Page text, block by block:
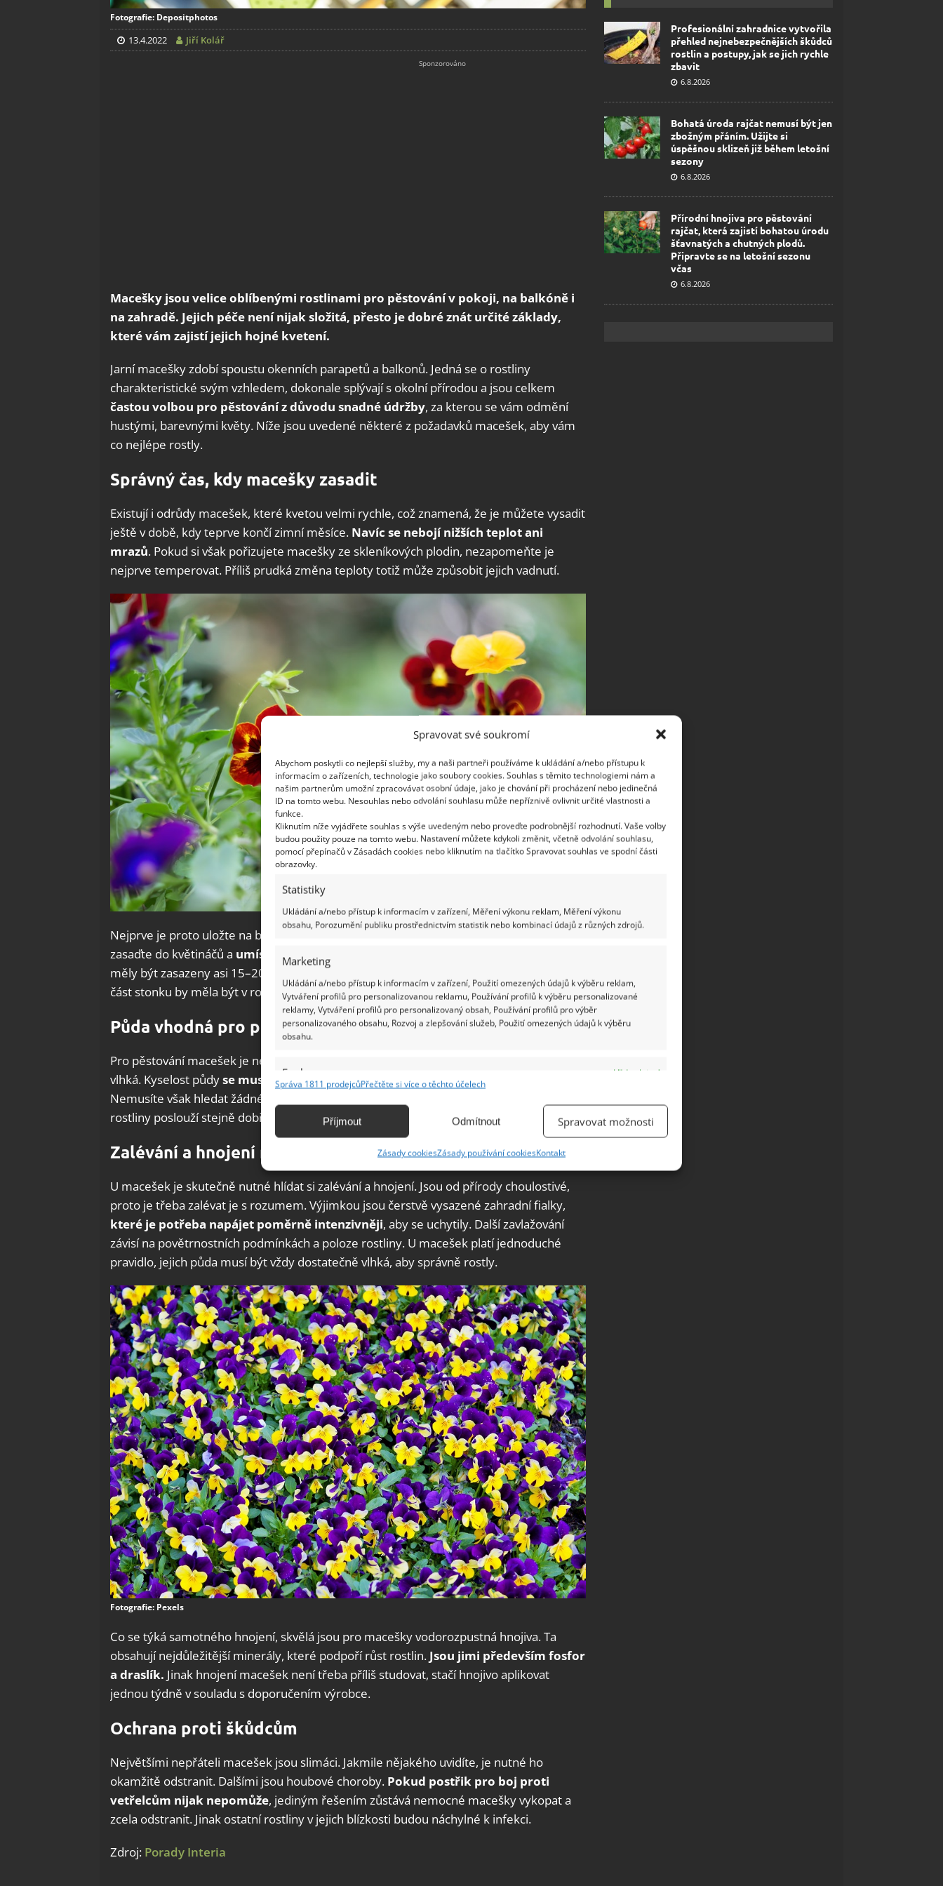
Spravovat své soukromí
Abychom poskytli co nejlepší služby, my a naši partneři používáme k ukládání a/nebo přístupu k
informacím o zařízeních, technologie jako soubory cookies. Souhlas s těmito technologiemi nám a
našim partnerům umožní zpracovávat osobní údaje, jako je chování při procházení nebo jedinečná
ID na tomto webu. Nesouhlas nebo odvolání souhlasu může nepříznivě ovlivnit určité vlastnosti a
funkce.
Kliknutím níže vyjádřete souhlas s výše uvedeným nebo proveďte podrobnější rozhodnutí. Vaše volby
budou použity pouze na tomto webu. Nastavení můžete kdykoli změnit, včetně odvolání souhlasu,
pomocí přepínačů v Zásadách cookies nebo kliknutím na tlačítko Spravovat souhlas ve spodní části
obrazovky.
Statistiky
Ukládání a/nebo přístup k informacím v zařízení, Měření výkonu reklam, Měření výkonu
obsahu, Porozumění publiku prostřednictvím statistik nebo kombinací údajů z různých zdrojů.
Marketing
Ukládání a/nebo přístup k informacím v zařízení, Použití omezených údajů k výběru reklam,
Vytváření profilů pro personalizovanou reklamu, Používání profilů k výběru personalizované
reklamy, Vytváření profilů pro personalizovaný obsah, Používání profilů pro výběr
personalizovaného obsahu, Rozvoj a zlepšování služeb, Použití omezených údajů k výběru
obsahu.
Funkce
Vždy aktivní
Identifikace zařízení na základě automaticky přenášených informací.
základě aktivně vyžádaných informací.
Zajištění bezpečnosti, předcházení a zjišťování podvodů a
odstraňování chyb, Poskytování a zobrazování reklamy a obsahu,
Ukládání a sdělování voleb ochrany osobních údajů.
Správa 1811 prodejcůPřečtěte si více o těchto účelech
Příjmout Odmítnout Spravovat možnosti
Zásady cookiesZásady používání cookiesKontakt
Fotografie: Depositphotos
13.4.2022 Jiří Kolář
Macešky jsou velice oblíbenými rostlinami pro pěstování v pokoji, na balkóně i
na zahradě. Jejich péče není nijak složitá, přesto je dobré znát určité základy,
které vám zajistí jejich hojné kvetení.
Jarní macešky zdobí spoustu okenních parapetů a balkonů. Jedná se o rostliny
charakteristické svým vzhledem, dokonale splývají s okolní přírodou a jsou celkem
častou volbou pro pěstování z důvodu snadné údržby, za kterou se vám odmění
hustými, barevnými květy. Níže jsou uvedené některé z požadavků macešek, aby vám
co nejlépe rostly.
Správný čas, kdy macešky zasadit
Existují i odrůdy macešek, které kvetou velmi rychle, což znamená, že je můžete vysadit
ještě v době, kdy teprve končí zimní měsíce. Navíc se nebojí nižších teplot ani
mrazů. Pokud si však pořizujete macešky ze skleníkových plodin, nezapomeňte je
nejprve temperovat. Příliš prudká změna teploty totiž může způsobit jejich vadnutí.
Nejprve je proto uložte na balkon a chraňte je před chladným větrem. Teprve poté je
zasaďte do květináčů a umístěte je na okenní parapet nebo do záhonů
měly být zasazeny asi 15–20 cm od sebe, přičemž je důležité mít na paměti, že spodní
část stonku by měla být v rovině se zemí.
Půda vhodná pro pěstování macešek
Pro pěstování macešek je nejlepší jílovitá půda, která by měla být propustná a jen mírně
vlhká. Kyselost půdyse musí pohybovat v rozmezí 5,0–5,8 pH s příměsí rašeliny
Nemusíte však hledat žádné speciality, univerzální zemina určená pro balkónové
rostliny poslouží stejně dobře i pro domácí macešky.
Zalévání a hnojení macešek
U macešek je skutečně nutné hlídat si zalévání a hnojení. Jsou od přírody choulostivé,
proto je třeba zalévat je s rozumem. Výjimkou jsou čerstvě vysazené zahradní fialky,
které je potřeba napájet poměrně intenzivněji, aby se uchytily. Další zavlažování
závisí na povětrnostních podmínkách a poloze rostliny. U macešek platí jednoduché
pravidlo, jejich půda musí být vždy dostatečně vlhká, aby správně rostly.
Fotografie: Pexels
Co se týká samotného hnojení, skvělá jsou pro macešky vodorozpustná hnojiva. Ta
obsahují nejdůležitější minerály, které podpoří růst rostlin. Jsou jimi především fosfor
a draslík. Jinak hnojení macešek není třeba příliš studovat, stačí hnojivo aplikovat
jednou týdně v souladu s doporučením výrobce.
Ochrana proti škůdcům
Největšími nepřáteli macešek jsou slimáci. Jakmile nějakého uvidíte, je nutné ho
okamžitě odstranit. Dalšími jsou houbové choroby. Pokud postřik pro boj proti
vetřelcům nijak nepomůže, jediným řešením zůstává nemocné macešky vykopat a
zcela odstranit. Jinak ostatní rostliny v jejich blízkosti budou náchylné k infekci.
Zdroj: Porady Interia
Profesionální zahradnice vytvořila
přehled nejnebezpečnějších škůdců
rostlin a postupy, jak se jich rychle
zbavit
6.8.2026
Bohatá úroda rajčat nemusí být jen
zbožným přáním. Užijte si
úspěšnou sklizeň již během letošní
sezony
6.8.2026
Přírodní hnojiva pro pěstování
rajčat, která zajistí bohatou úrodu
šťavnatých a chutných plodů.
Připravte se na letošní sezonu
včas
6.8.2026